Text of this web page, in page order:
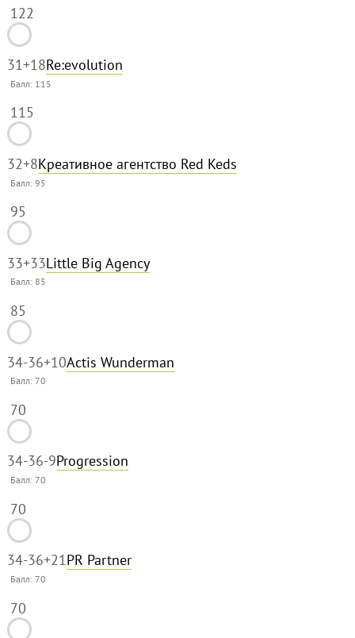
122
31+18Re:evolution
Балл: 115
115
32+8Креативное агентство Red Keds
Балл:95
95
33+33Little Big Agency
Балл: 85
85
34-36+10Actis Wunderman
Балл:70
70
34-36-9Progression
Балл:70
70
34-36+21PR Partner
Балл:70
70